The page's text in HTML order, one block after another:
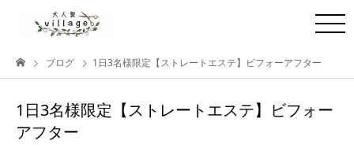
ブログ 1日3名様限定【ストレートエステ】ビフォーアフター
1日3名様限定【ストレートエステ】ビフォー
アフター